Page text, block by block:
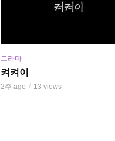
드라마
켜켜이
2주 ago 13 views